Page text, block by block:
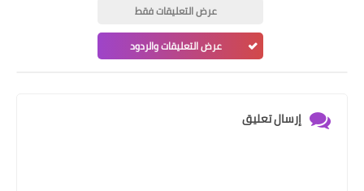
عرض التعليقات فقط
عرض التعليقات والردود
إرسال تعليق